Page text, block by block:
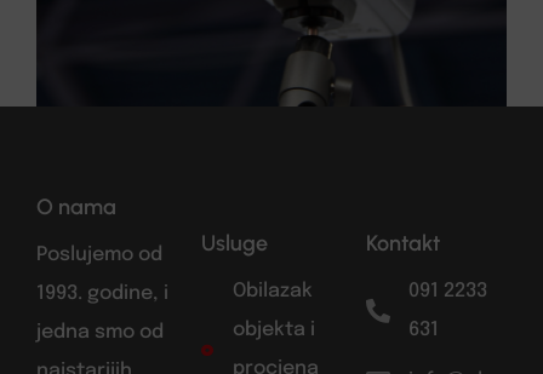
O nama
Poslujemo od
1993. godine, i
jedna smo od
Usluge
Obilazak
objekta i
procjena
Kontakt
091 2233
631